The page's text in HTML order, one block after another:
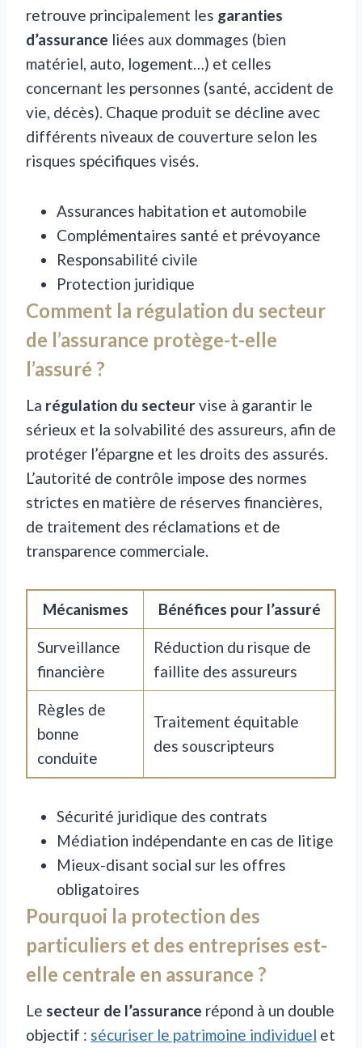
retrouve principalement les garanties
d’assurance liées aux dommages (bien
matériel, auto, logement…) et celles
concernant les personnes (santé, accident de
vie, décès). Chaque produit se décline avec
différents niveaux de couverture selon les
risques spécifiques visés.
Assurances habitation et automobile
Complémentaires santé et prévoyance
Responsabilité civile
Protection juridique
Comment la régulation du secteur
de l’assurance protège-t-elle
l’assuré ?
La régulation du secteurvise à garantir le
sérieux et la solvabilité des assureurs, afin de
protéger l’épargne et les droits des assurés.
L’autorité de contrôle impose des normes
strictes en matière de réserves financières,
de traitement des réclamations et de
transparence commerciale.
Mécanismes Bénéfices pour l’assuré
Surveillance
financière
Réduction du risque de
faillite des assureurs
Règles de
bonne
conduite
Traitement équitable
des souscripteurs
Sécurité juridique des contrats
Médiation indépendante en cas de litige
Mieux-disant social sur les offres
obligatoires
Pourquoi la protection des
particuliers et des entreprises est-
elle centrale en assurance ?
Le secteur de l’assurance répond à un double
objectif : sécuriser le patrimoine individuel et